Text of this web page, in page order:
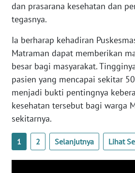
dan prasarana kesehatan dan
tegasnya.
Ia berharap kehadiran
Matraman dapat memberikan
besar bagi masyarakat.
pasien yang mencapai sekitar
menjadi bukti pentingnya
kesehatan tersebut bagi warga
sekitarnya.
1 2 Selanjutnya Lihat
WN
WN
BABEL
WN
SUMBAR
SUMSEL
WN